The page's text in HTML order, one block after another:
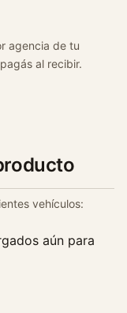
agencia de tu
al recibir.
vehículos:
aún para